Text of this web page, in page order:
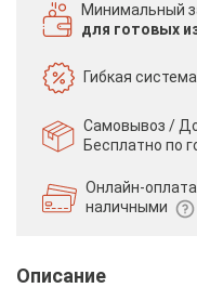
Минимальный
для готовых
Гибкая система
Самовывоз /
Бесплатно по
Онлайн-
наличными
Описание